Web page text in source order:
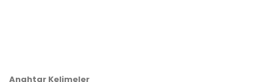
Anahtar Kelimeler